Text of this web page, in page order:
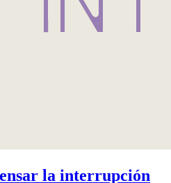
la interrupción